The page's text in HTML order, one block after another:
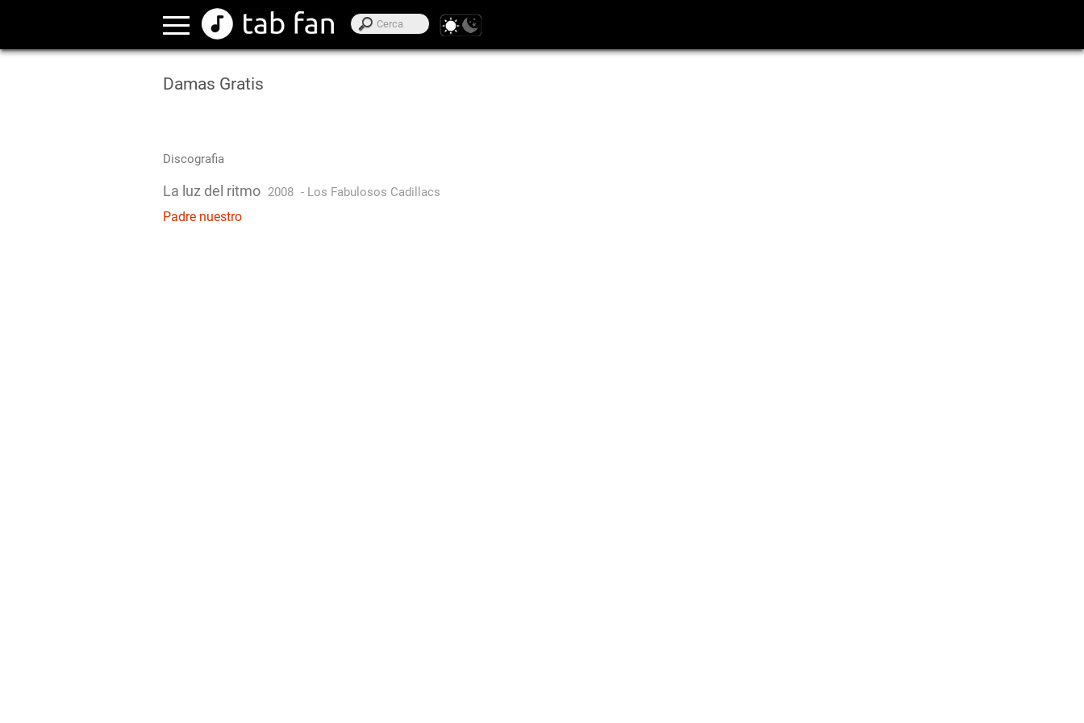
Damas Gratis
Discografia
La luz del ritmo 2008 - Los Fabulosos Cadillacs
Padre nuestro